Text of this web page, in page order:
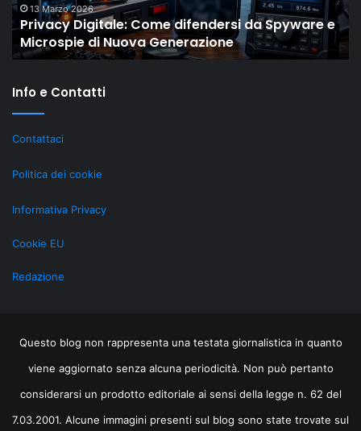
come
gli
MMO
storici
rilevanti
LiveOps
18 Febbraio 2026
Il “New Old” Drop di Shaiya mostra come gli
MMO storici restano rilevanti grazie al LiveOps
Info e Contatti
Contattaci
Politica dei cookie
Informativa Privacy
Cookie EU
Redazione
Questo blog non rappresenta una testata giornalistica in quanto
viene aggiornato senza alcuna periodicità. Non può pertanto
considerarsi un prodotto editoriale ai sensi della legge n. 62 del
7.03.2001. Alcune immagini presenti sul blog sono state trovate sul